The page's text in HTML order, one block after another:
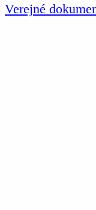
Verejné